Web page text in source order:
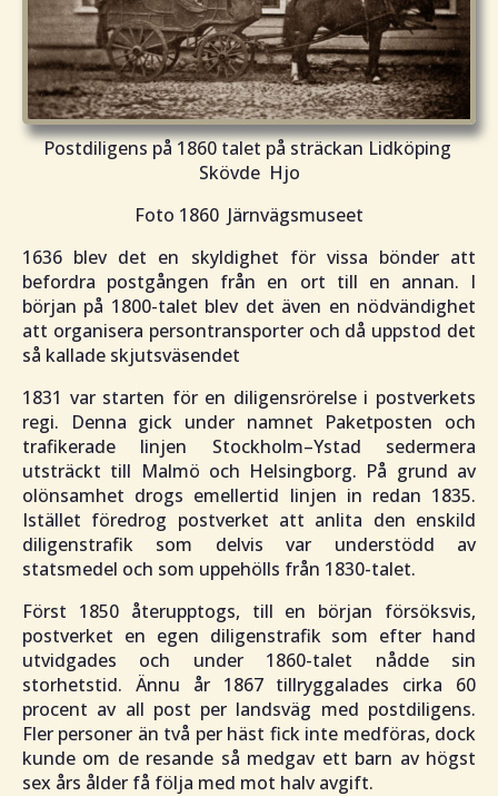
Postdiligens på 1860 talet på sträckan Lidköping
Skövde Hjo
Foto 1860 Järnvägsmuseet
1636 blev det en skyldighet för vissa bönder att
befordra postgången från en ort till en annan. I
början på 1800-talet blev det även en nödvändighet
att organisera persontransporter och då uppstod det
så kallade skjutsväsendet
1831 var starten för en diligensrörelse i postverkets
regi. Denna gick under namnet Paketposten och
trafikerade linjen Stockholm–Ystad sedermera
utsträckt till Malmö och Helsingborg. På grund av
olönsamhet drogs emellertid linjen in redan 1835.
Istället föredrog postverket att anlita den enskild
diligenstrafik som delvis var understödd av
statsmedel och som uppehölls från 1830-talet.
Först 1850 återupptogs, till en början försöksvis,
postverket en egen diligenstrafik som efter hand
utvidgades och under 1860-talet nådde sin
storhetstid. Ännu år 1867 tillryggalades cirka 60
procent av all post per landsväg med postdiligens.
Fler personer än två per häst fick inte medföras, dock
kunde om de resande så medgav ett barn av högst
sex års ålder få följa med mot halv avgift.